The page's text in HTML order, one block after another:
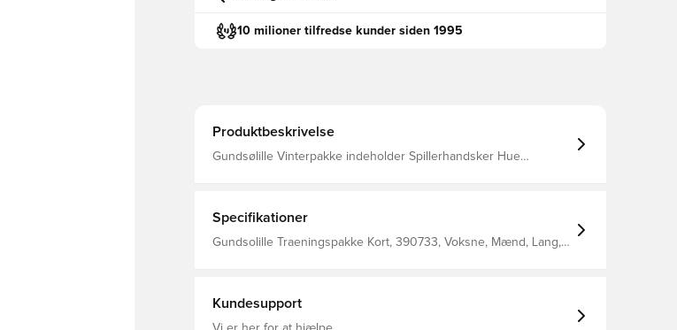
10 milioner tilfredse kunder siden 1995
Produktbeskrivelse
Gundsølille Vinterpakke indeholder Spillerhandsker Hue
Specifikationer
Gundsolille Traeningspakke Kort, 390733, Voksne, Mænd, Lang,
Kundesupport